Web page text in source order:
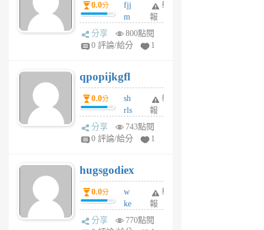
月
前
0.0分
fjj
m
w
rs
6
個
月
前
舉
報
分享
800點閱
0 評論/給分
1
qpopijkgfl
0.0分
sh
rls
k
m
6
個
月
前
舉
報
分享
743點閱
0 評論/給分
1
hugsgodiex
0.0分
w
ke
rv
pj
舉
報
分享
770點閱